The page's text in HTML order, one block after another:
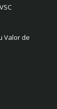
Valor de